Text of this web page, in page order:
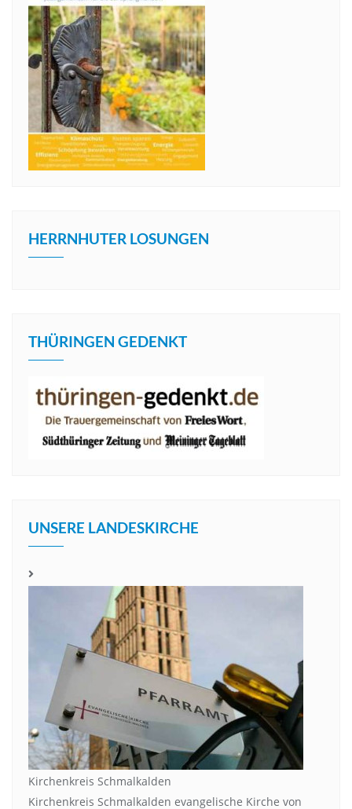
HERRNHUTER LOSUNGEN
THÜRINGEN GEDENKT
UNSERE LANDESKIRCHE
Kirchenkreis Schmalkalden
Kirchenkreis Schmalkalden evangelische Kirche von